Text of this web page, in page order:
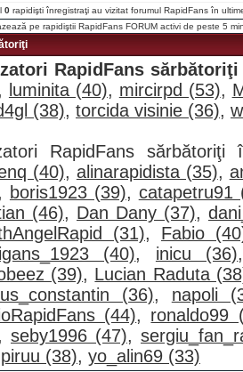
0 rapidişti înregistraţi au vizitat forumul RapidFans în
pe rapidiştii RapidFans FORUM activi de peste 5
RapidFans
luminita (40), mircirpd (53),
(38), torcida visinie (36),
RapidFans
(40), alinarapidista (35),
boris1923 (39), catapetru91
(46), Dan Dany (37),
(31), Fabio
(40), inicu (36)
(39), Lucian Raduta
(36), napoli
(44), ronaldo99
seby1996 (47),
(38), yo_alin69 (33)